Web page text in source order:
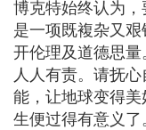
博克特始终认为，
是一项既複杂又
开伦理及道德思量
人人有责。请抚
能，让地球变得
生便过得有意义了